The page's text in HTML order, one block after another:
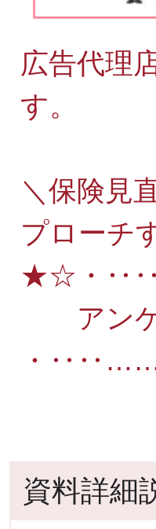
広告代理
す。
＼保険見
プローチ
★☆・
アンケ
・
資料詳細